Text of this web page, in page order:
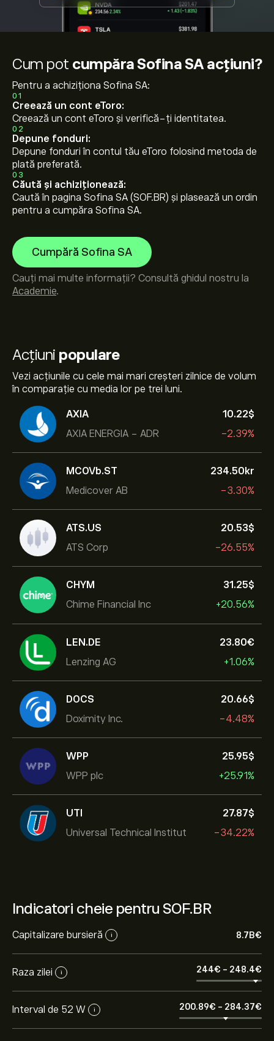
Acțiuni populare
Vezi acțiunile cu cele mai mari creșteri zilnice de volum
în comparație cu media lor pe trei luni.
AXIA
AXIA ENERGIA - ADR
10.22‎$‎
-2.39%
MCOVb.ST
Medicover AB
234.50‎kr‎
-3.30%
ATS.US
ATS Corp
20.53‎$‎
-26.55%
CHYM
Chime Financial Inc
31.25‎$‎
+20.56%
LEN.DE
Lenzing AG
23.80‎€‎
+1.06%
DOCS
Doximity Inc.
20.66‎$‎
-4.48%
WPP
WPP plc
25.95‎$‎
+25.91%
UTI
Universal Technical Institut
27.87‎$‎
-34.22%
Indicatori cheie pentru SOF.BR
Capitalizare bursieră i 8.7B‎€‎
Raza zilei i 244‎€‎ - 248.4‎€‎
Interval de 52 W i 200.89‎€‎ - 284.37‎€‎
Cum pot cumpăra Sofina SA acțiuni?
Pentru a achiziționa Sofina SA:
01
Creează un cont eToro:
Creează un cont eToro și verifică-ți identitatea.
02
Depune fonduri:
Depune fonduri în contul tău eToro folosind metoda de
plată preferată.
03
Căută și achiziționează:
Caută în pagina Sofina SA (SOF.BR) și plasează un ordin
pentru a cumpăra Sofina SA.
Cumpără Sofina SA
Cauți mai multe informații? Consultă ghidul nostru la
Academie.